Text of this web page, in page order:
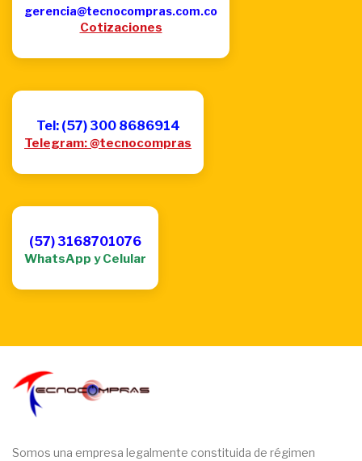
gerencia@tecnocompras.com.co
Cotizaciones
Tel: (57) 300 8686914
Telegram: @tecnocompras
(57) 3168701076
WhatsApp y Celular
Somos una empresa legalmente constituida de régimen